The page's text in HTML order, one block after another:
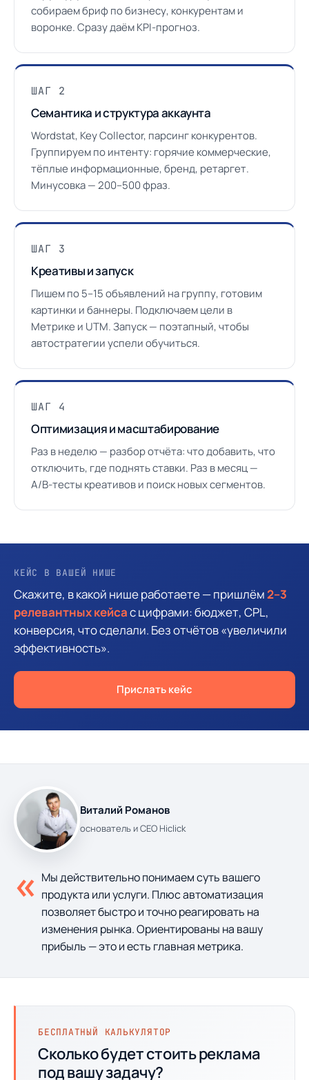
собираем бриф по бизнесу, конкурентам и
воронке. Сразу даём KPI-прогноз.
ШАГ 2
Семантика и структура аккаунта
Wordstat, Key Collector, парсинг конкурентов.
Группируем по интенту: горячие коммерческие,
тёплые информационные, бренд, ретаргет.
Минусовка — 200–500 фраз.
ШАГ 3
Креативы и запуск
Пишем по 5–15 объявлений на группу, готовим
картинки и баннеры. Подключаем цели в
Метрике и UTM. Запуск — поэтапный, чтобы
автостратегии успели обучиться.
ШАГ 4
Оптимизация и масштабирование
Раз в неделю — разбор отчёта: что добавить, что
отключить, где поднять ставки. Раз в месяц —
A/B-тесты креативов и поиск новых сегментов.
КЕЙС В ВАШЕЙ НИШЕ
Скажите, в какой нише работаете — пришлём2–3
релевантных кейсас цифрами: бюджет, CPL,
конверсия, что сделали. Без отчётов «увеличили
эффективность».
Прислать кейс
Виталий Романов
основатель и CEO Hiclick
« Мы действительно понимаем суть вашего
продукта или услуги. Плюс автоматизация
позволяет быстро и точно реагировать на
изменения рынка. Ориентированы на вашу
прибыль — это и есть главная метрика.
БЕСПЛАТНЫЙ КАЛЬКУЛЯТОР
Сколько будет стоить реклама
под вашу задачу?